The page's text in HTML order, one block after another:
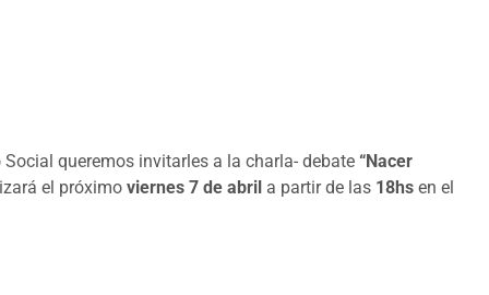
queremos invitarles a la charla- debate “Nacer
el próximo viernes 7 de abril a partir de las 18hs en el